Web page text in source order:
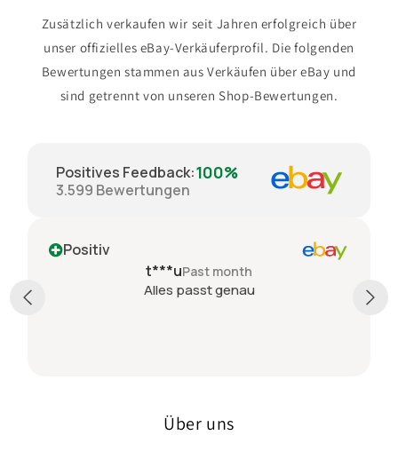
Zusätzlich verkaufen wir seit Jahren erfolgreich über
unser offizielles eBay-Verkäuferprofil. Die folgenden
Bewertungen stammen aus Verkäufen über eBay und
sind getrennt von unseren Shop-Bewertungen.
Positives Feedback:100%
3.599 Bewertungen
Positiv
n***ePast month
Tolles Spiel in Top Zustand , schneller Versand ,
sorgfältige Verpackung , sehr zuverlässiger ,
Über uns